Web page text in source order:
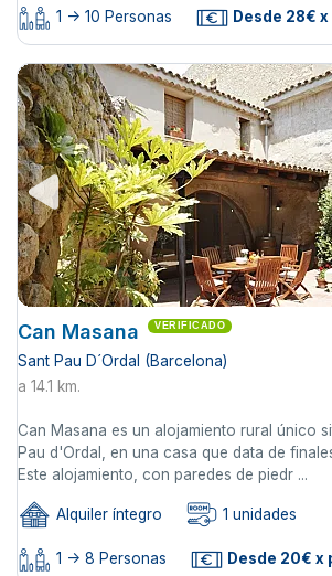
1 -> 10 Personas Desde 28€
Can Masana VERIFICADO
Sant Pau D´Ordal (Barcelona)
a 14.1 km.
Can Masana es un alojamiento rural único
Pau d'Ordal, en una casa que data de
Este alojamiento, con paredes de piedr ...
Alquiler íntegro 1 unidades
1 -> 8 Personas Desde 20€ x